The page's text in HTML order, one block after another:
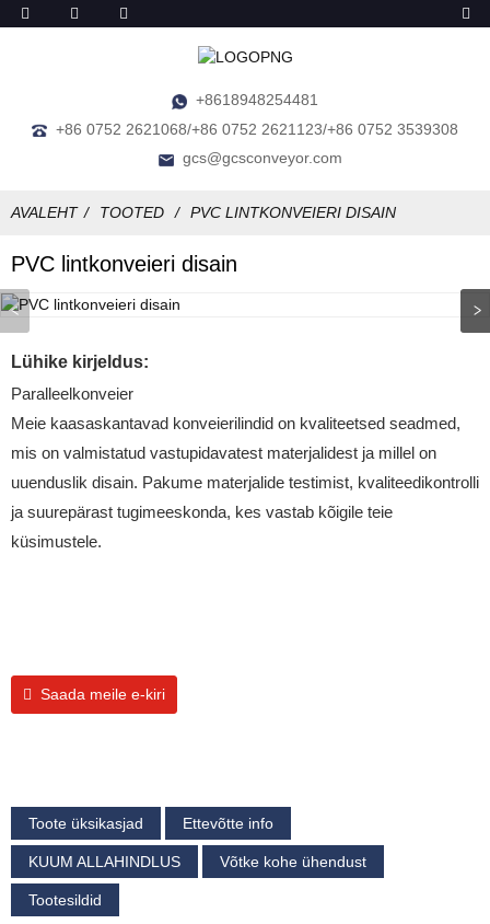
+8618948254481
+86 0752 2621068/+86 0752 2621123/+86 0752 3539308
gcs@gcsconveyor.com
AVALEHT TOOTED PVC LINTKONVEIERI DISAIN
PVC lintkonveieri disain
Lühike kirjeldus:
Paralleelkonveier
Meie kaasaskantavad konveierilindid on kvaliteetsed seadmed,
mis on valmistatud vastupidavatest materjalidest ja millel on
uuenduslik disain. Pakume materjalide testimist, kvaliteedikontrolli
ja suurepärast tugimeeskonda, kes vastab kõigile teie
küsimustele.
Saada meile e-kiri
Toote üksikasjad Ettevõtte info
KUUM ALLAHINDLUS Võtke kohe ühendust
Tootesildid